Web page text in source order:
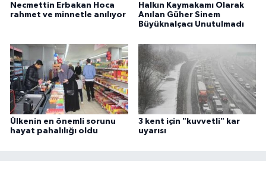
Necmettin Erbakan Hoca
rahmet ve minnetle anılıyor
Halkın Kaymakamı Olarak
Anılan Güher Sinem
Büyüknalçacı Unutulmadı
Ülkenin en önemli sorunu
hayat pahalılığı oldu
3 kent için "kuvvetli" kar
uyarısı